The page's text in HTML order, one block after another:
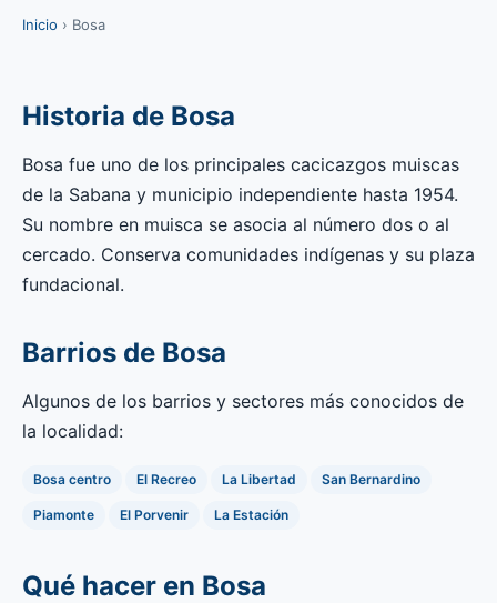
Inicio › Bosa
Historia de Bosa
Bosa fue uno de los principales cacicazgos muiscas
de la Sabana y municipio independiente hasta 1954.
Su nombre en muisca se asocia al número dos o al
cercado. Conserva comunidades indígenas y su plaza
fundacional.
Barrios de Bosa
Algunos de los barrios y sectores más conocidos de
la localidad:
Bosa centro El Recreo La Libertad San Bernardino
Piamonte El Porvenir La Estación
Qué hacer en Bosa